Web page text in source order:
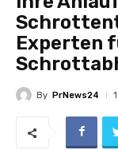
Experten
By PrNews24